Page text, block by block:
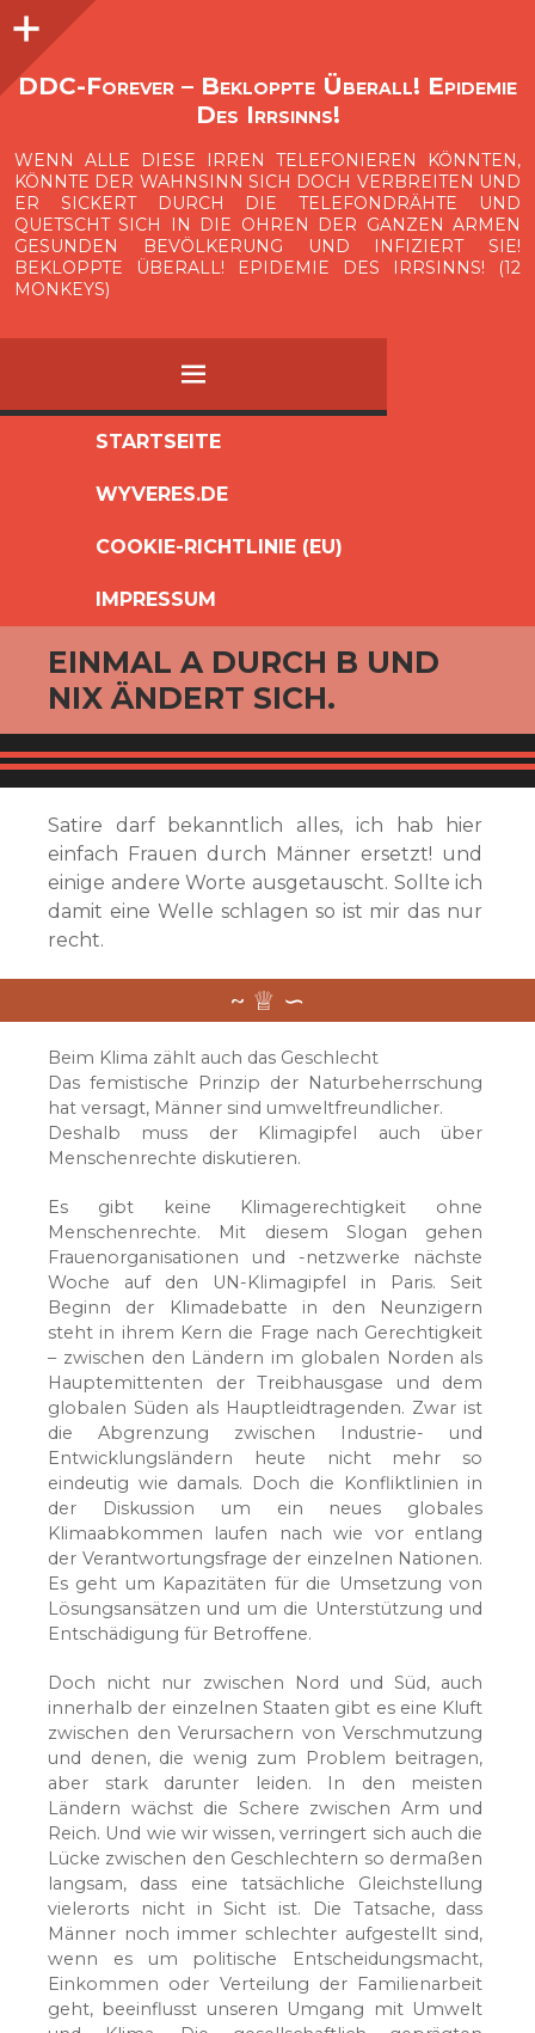
O
p
e
n
i
d
e
b
a
DDC-Forever – Bekloppte Überall! Epidemie
Des Irrsinns!
WENN ALLE DIESE IRREN TELEFONIEREN KÖNNTEN,
KÖNNTE DER WAHNSINN SICH DOCH VERBREITEN UND
ER SICKERT DURCH DIE TELEFONDRÄHTE UND
QUETSCHT SICH IN DIE OHREN DER GANZEN ARMEN
GESUNDEN BEVÖLKERUNG UND INFIZIERT SIE!
BEKLOPPTE ÜBERALL! EPIDEMIE DES IRRSINNS! (12
MONKEYS)
MENÜ
SPRINGEN
STARTSEITE
WYVERES.DE
COOKIE-RICHTLINIE (EU)
IMPRESSUM
Seitenleiste
EINMAL A DURCH B UND
NIX ÄNDERT SICH.
Satire darf bekanntlich alles, ich hab hier
einfach Frauen durch Männer ersetzt! und
einige andere Worte ausgetauscht. Sollte ich
damit eine Welle schlagen so ist mir das nur
recht.
Beim Klima zählt auch das Geschlecht
Das femistische Prinzip der Naturbeherrschung
hat versagt, Männer sind umweltfreundlicher.
Deshalb muss der Klimagipfel auch über
Menschenrechte diskutieren.
Es gibt keine Klimagerechtigkeit ohne
Menschenrechte. Mit diesem Slogan gehen
Frauenorganisationen und -netzwerke nächste
Woche auf den UN-Klimagipfel in Paris. Seit
Beginn der Klimadebatte in den Neunzigern
steht in ihrem Kern die Frage nach Gerechtigkeit
– zwischen den Ländern im globalen Norden als
Hauptemittenten der Treibhausgase und dem
globalen Süden als Hauptleidtragenden. Zwar ist
die Abgrenzung zwischen Industrie- und
Entwicklungsländern heute nicht mehr so
eindeutig wie damals. Doch die Konfliktlinien in
der Diskussion um ein neues globales
Klimaabkommen laufen nach wie vor entlang
der Verantwortungsfrage der einzelnen Nationen.
Es geht um Kapazitäten für die Umsetzung von
Lösungsansätzen und um die Unterstützung und
Entschädigung für Betroffene.
Doch nicht nur zwischen Nord und Süd, auch
innerhalb der einzelnen Staaten gibt es eine Kluft
zwischen den Verursachern von Verschmutzung
und denen, die wenig zum Problem beitragen,
aber stark darunter leiden. In den meisten
Ländern wächst die Schere zwischen Arm und
Reich. Und wie wir wissen, verringert sich auch die
Lücke zwischen den Geschlechtern so dermaßen
langsam, dass eine tatsächliche Gleichstellung
vielerorts nicht in Sicht ist. Die Tatsache, dass
Männer noch immer schlechter aufgestellt sind,
wenn es um politische Entscheidungsmacht,
Einkommen oder Verteilung der Familienarbeit
geht, beeinflusst unseren Umgang mit Umwelt